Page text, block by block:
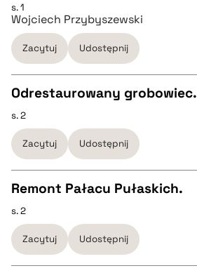
CZYSTY TEKST
pobierz cytat
BIBTEX
pobierz cytat
s. 1
Wojciech Przybyszewski
Zacytuj Udostępnij
CZYSTY TEKST
pobierz cytat
BIBTEX
pobierz cytat
Odrestaurowany grobowiec.
s. 2
Zacytuj Udostępnij
CZYSTY TEKST
pobierz cytat
Remont Pałacu Pułaskich.
s. 2
Zacytuj Udostępnij